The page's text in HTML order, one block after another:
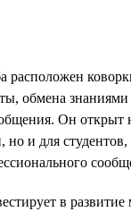
расположен
обмена знаниями
Он открыт
но и для
в